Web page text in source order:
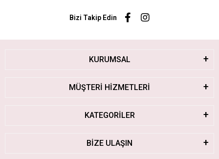
Bizi Takip Edin
KURUMSAL
MÜŞTERİ HİZMETLERİ
KATEGORİLER
BİZE ULAŞIN